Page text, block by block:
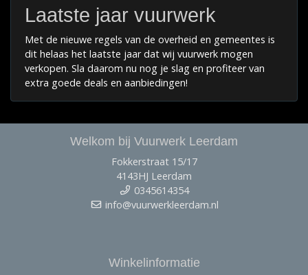
Laatste jaar vuurwerk
Met de nieuwe regels van de overheid en gemeentes is
dit helaas het laatste jaar dat wij vuurwerk mogen
verkopen. Sla daarom nu nog je slag en profiteer van
extra goede deals en aanbiedingen!
Welkom bij Vuurwerk Leerdam
Fokkerstraat 15/17
4143HJ Leerdam
0345614354
info@vuurwerkleerdam.nl
Winkelinformatie